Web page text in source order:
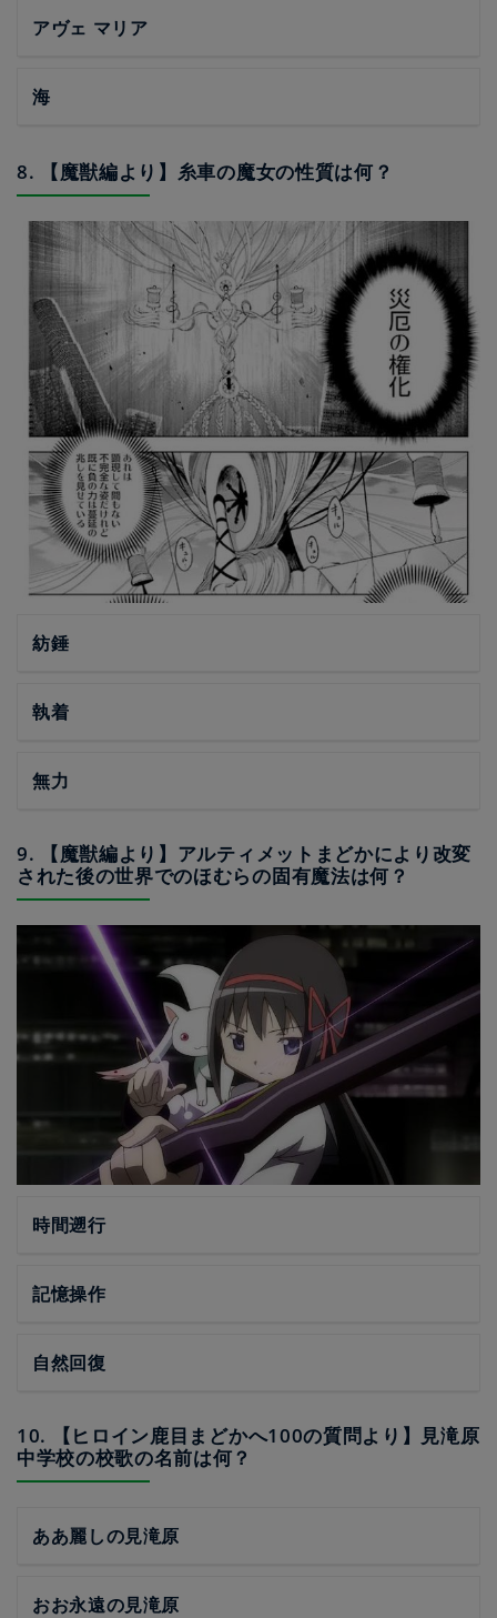
アヴェ マリア
海
8. 【魔獣編より】糸車の魔女の性質は何？
紡錘
執着
無力
9. 【魔獣編より】アルティメットまどかにより改変
された後の世界でのほむらの固有魔法は何？
時間遡行
記憶操作
自然回復
10. 【ヒロイン鹿目まどかへ100の質問より】見滝原
中学校の校歌の名前は何？
ああ麗しの見滝原
おお永遠の見滝原